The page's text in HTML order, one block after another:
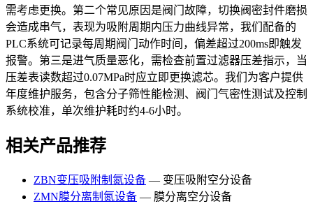
需考虑更换。第二个常见原因是阀门故障，切换阀密封件磨损
会造成串气，表现为吸附周期内压力曲线异常，我们配备的
PLC系统可记录每周期阀门动作时间，偏差超过200ms即触发
报警。第三是进气质量恶化，需检查前置过滤器压差指示，当
压差表读数超过0.07MPa时应立即更换滤芯。我们为客户提供
年度维护服务，包含分子筛性能检测、阀门气密性测试及控制
系统校准，单次维护耗时约4-6小时。
相关产品推荐
ZBN变压吸附制氮设备 — 变压吸附空分设备
ZMN膜分离制氮设备 — 膜分离空分设备